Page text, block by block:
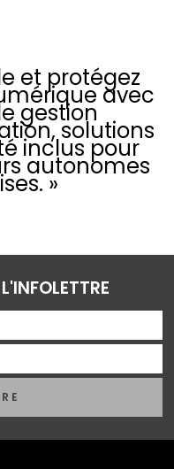
et protégez
avec
gestion
solutions
inclus pour
autonomes
»